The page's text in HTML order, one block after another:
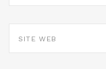
WEB